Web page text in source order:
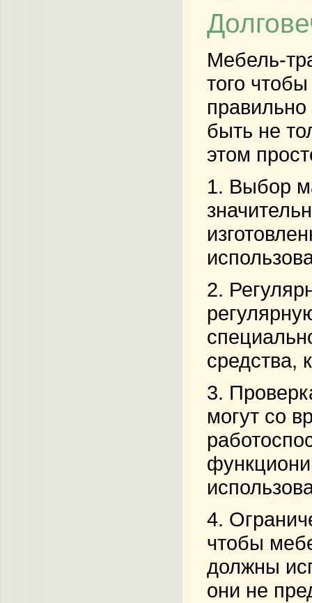
Мебель-
того
быть не
этом
1. Выбор
2.
средства,
3.
могут со
4.
чтобы
должны
они не